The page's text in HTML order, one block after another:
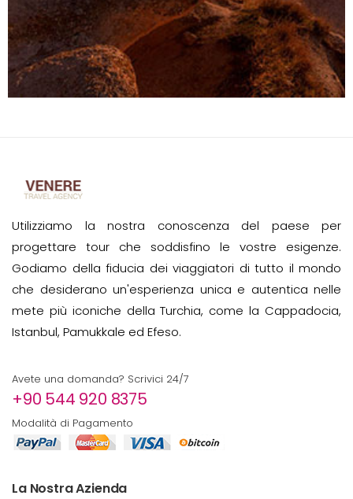
Utilizziamo la nostra conoscenza del paese per
progettare tour che soddisfino le vostre esigenze.
Godiamo della fiducia dei viaggiatori di tutto il mondo
che desiderano un'esperienza unica e autentica nelle
mete più iconiche della Turchia, come la Cappadocia,
Istanbul, Pamukkale ed Efeso.
Avete una domanda? Scrivici 24/7
+90 544 920 8375
Modalità di Pagamento
La Nostra Azienda